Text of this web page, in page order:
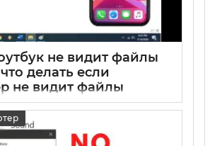
не видит файлы
делать если
не видит файлы
0